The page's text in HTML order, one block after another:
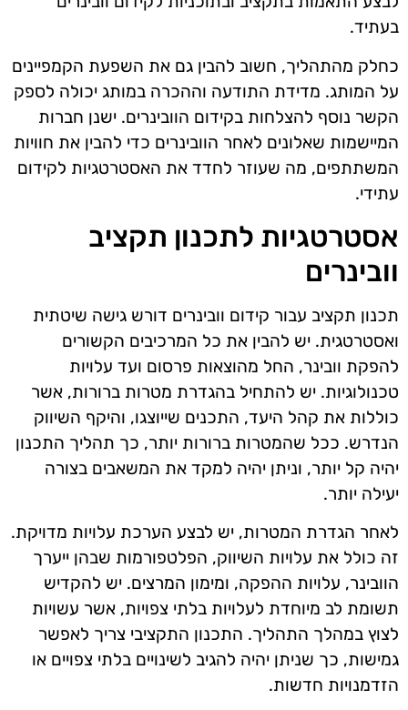
בעתיד.
כחלק מהתהליך, חשוב להבין גם את השפעת הקמפיינים
על המותג. מדידת התודעה וההכרה במותג יכולה לספק
הקשר נוסף להצלחות בקידום הוובינרים. ישנן חברות
המיישמות שאלונים לאחר הוובינרים כדי להבין את חוויות
המשתתפים, מה שעוזר לחדד את האסטרטגיות לקידום
עתידי.
אסטרטגיות לתכנון תקציב
וובינרים
תכנון תקציב עבור קידום וובינרים דורש גישה שיטתית
ואסטרטגית. יש להבין את כל המרכיבים הקשורים
להפקת וובינר, החל מהוצאות פרסום ועד עלויות
טכנולוגיות. יש להתחיל בהגדרת מטרות ברורות, אשר
כוללות את קהל היעד, התכנים שייוצגו, והיקף השיווק
הנדרש. ככל שהמטרות ברורות יותר, כך תהליך התכנון
יהיה קל יותר, וניתן יהיה למקד את המשאבים בצורה
יעילה יותר.
לאחר הגדרת המטרות, יש לבצע הערכת עלויות מדויקת.
זה כולל את עלויות השיווק, הפלטפורמות שבהן ייערך
הוובינר, עלויות ההפקה, ומימון המרצים. יש להקדיש
תשומת לב מיוחדת לעלויות בלתי צפויות, אשר עשויות
לצוץ במהלך התהליך. התכנון התקציבי צריך לאפשר
גמישות, כך שניתן יהיה להגיב לשינויים בלתי צפויים או
הזדמנויות חדשות.